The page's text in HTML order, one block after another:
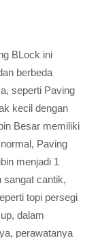
BLock ini
berbeda
seperti Paving
kecil dengan
Besar memiliki
Paving
menjadi 1
sangat cantik,
topi persegi
dalam
perawatanya